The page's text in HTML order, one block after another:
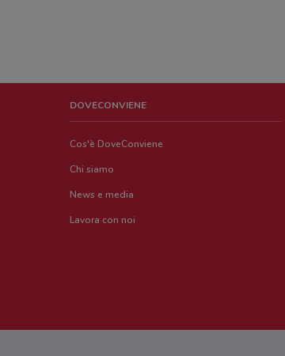
DOVECONVIENE
Cos'è DoveConviene
Chi siamo
News e media
Lavora con noi